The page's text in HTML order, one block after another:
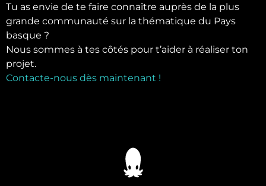
Tu as envie de te faire connaître auprès de la plus
grande communauté sur la thématique du Pays
basque ?
Nous sommes à tes côtés pour t’aider à réaliser ton
projet.
Contacte-nous dès maintenant !